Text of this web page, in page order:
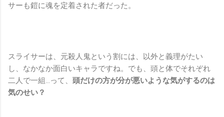
サーも鎧に魂を定着された者だった。
スライサーは、元殺人鬼という割には、以外と義理がたい
し、なかなか面白いキャラですね。でも、頭と体でそれぞれ
二人で一組…って、 頭だけの方が分が悪いような気がするのは
気のせい？